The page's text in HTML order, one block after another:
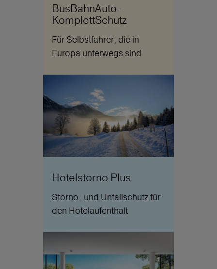
BusBahnAuto-
KomplettSchutz
Für Selbstfahrer, die in
Europa unterwegs sind
Hotelstorno Plus
Storno- und Unfallschutz für
den Hotelaufenthalt